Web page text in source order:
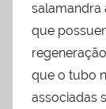
salamandra
que
que o tubo
associadas